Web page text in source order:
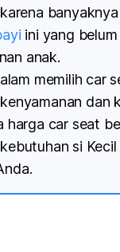
karena
ini yang
anak.
memilih car
dan
harga car seat
si Kecil